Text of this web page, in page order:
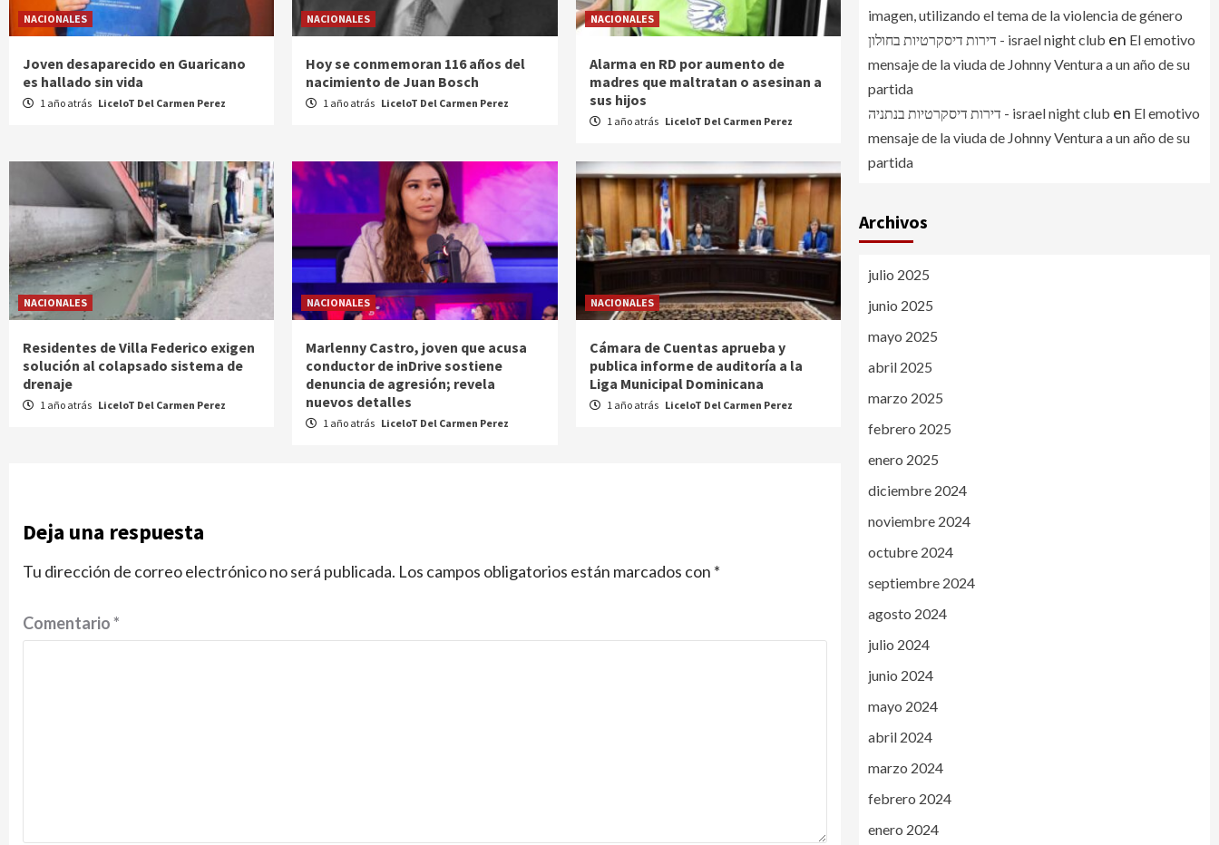
NACIONALES
Joven desaparecido en Guaricano
es hallado sin vida
1 año atrás LiceloT Del Carmen Perez
NACIONALES
Hoy se conmemoran 116 años del
nacimiento de Juan Bosch
1 año atrás LiceloT Del Carmen Perez
NACIONALES
Alarma en RD por aumento de
madres que maltratan o asesinan a
sus hijos
1 año atrás LiceloT Del Carmen Perez
NACIONALES
Residentes de Villa Federico exigen
solución al colapsado sistema de
drenaje
1 año atrás LiceloT Del Carmen Perez
NACIONALES
Marlenny Castro, joven que acusa
conductor de inDrive sostiene
denuncia de agresión; revela
nuevos detalles
1 año atrás LiceloT Del Carmen Perez
NACIONALES
Cámara de Cuentas aprueba y
publica informe de auditoría a la
Liga Municipal Dominicana
1 año atrás LiceloT Del Carmen Perez
Deja una respuesta
Tu dirección de correo electrónico no será publicada. Los campos obligatorios están marcados con *
Comentario*
imagen, utilizando el tema de la violencia de género
דירות דיסקרטיות בחולון - israel night club en El emotivo
mensaje de la viuda de Johnny Ventura a un año de su
partida
דירות דיסקרטיות בנתניה - israel night club en El emotivo
mensaje de la viuda de Johnny Ventura a un año de su
partida
Archivos
julio 2025
junio 2025
mayo 2025
abril 2025
marzo 2025
febrero 2025
enero 2025
diciembre 2024
noviembre 2024
octubre 2024
septiembre 2024
agosto 2024
julio 2024
junio 2024
mayo 2024
abril 2024
marzo 2024
febrero 2024
enero 2024